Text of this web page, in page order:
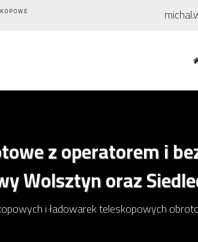
z operatorem i
Wolsztyn oraz
i ładowarek teleskopowych